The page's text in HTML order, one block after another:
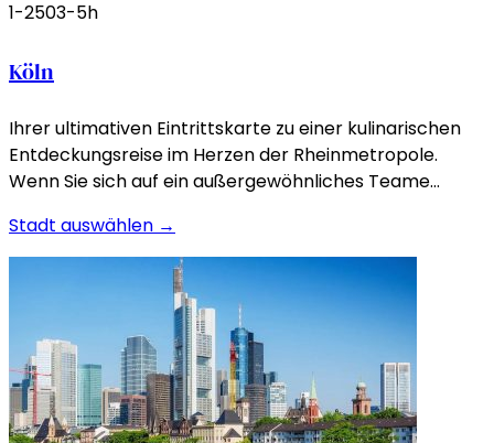
1-2503-5h
Köln
Ihrer ultimativen Eintrittskarte zu einer kulinarischen
Entdeckungsreise im Herzen der Rheinmetropole.
Wenn Sie sich auf ein außergewöhnliches Teame…
Stadt auswählen →